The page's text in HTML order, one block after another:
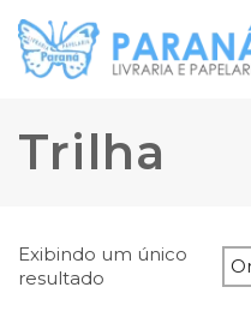
Trilha
Exibindo um único
resultado